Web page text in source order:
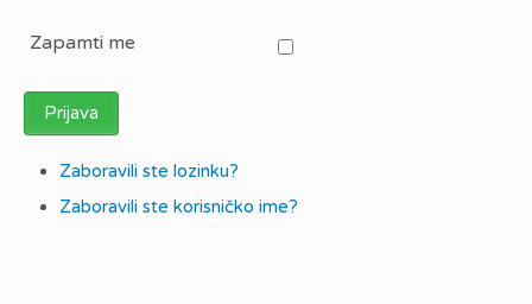
Zapamti me
Prijava
Zaboravili ste lozinku?
Zaboravili ste korisničko ime?